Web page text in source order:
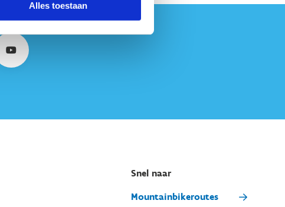
Alles toestaan
Snel naar
Mountainbikeroutes